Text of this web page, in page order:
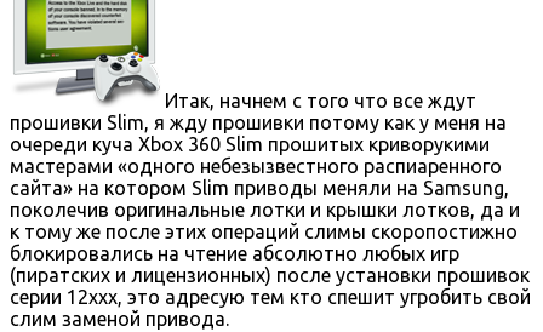
Итак, начнем с того что все ждут
прошивки Slim, я жду прошивки потому как у меня на
очереди куча Xbox 360 Slim прошитых криворукими
мастерами «одного небезызвестного распиаренного
сайта» на котором Slim приводы меняли на Samsung,
поколечив оригинальные лотки и крышки лотков, да и
к тому же после этих операций слимы скоропостижно
блокировались на чтение абсолютно любых игр
(пиратских и лицензионных) после установки прошивок
серии 12ххх, это адресую тем кто спешит угробить свой
слим заменой привода.